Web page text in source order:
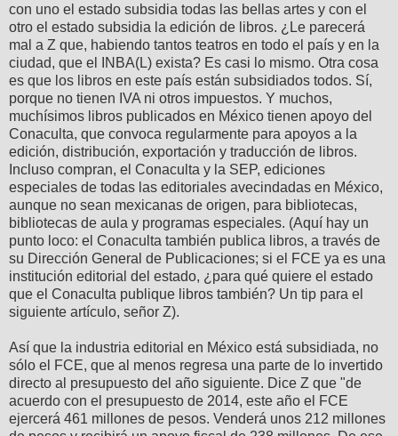
con uno el estado subsidia todas las bellas artes y con el
otro el estado subsidia la edición de libros. ¿Le parecerá
mal a Z que, habiendo tantos teatros en todo el país y en la
ciudad, que el INBA(L) exista? Es casi lo mismo. Otra cosa
es que los libros en este país están subsidiados todos. Sí,
porque no tienen IVA ni otros impuestos. Y muchos,
muchísimos libros publicados en México tienen apoyo del
Conaculta, que convoca regularmente para apoyos a la
edición, distribución, exportación y traducción de libros.
Incluso compran, el Conaculta y la SEP, ediciones
especiales de todas las editoriales avecindadas en México,
aunque no sean mexicanas de origen, para bibliotecas,
bibliotecas de aula y programas especiales. (Aquí hay un
punto loco: el Conaculta también publica libros, a través de
su Dirección General de Publicaciones; si el FCE ya es una
institución editorial del estado, ¿para qué quiere el estado
que el Conaculta publique libros también? Un tip para el
siguiente artículo, señor Z).
Así que la industria editorial en México está subsidiada, no
sólo el FCE, que al menos regresa una parte de lo invertido
directo al presupuesto del año siguiente. Dice Z que "de
acuerdo con el presupuesto de 2014, este año el FCE
ejercerá 461 millones de pesos. Venderá unos 212 millones